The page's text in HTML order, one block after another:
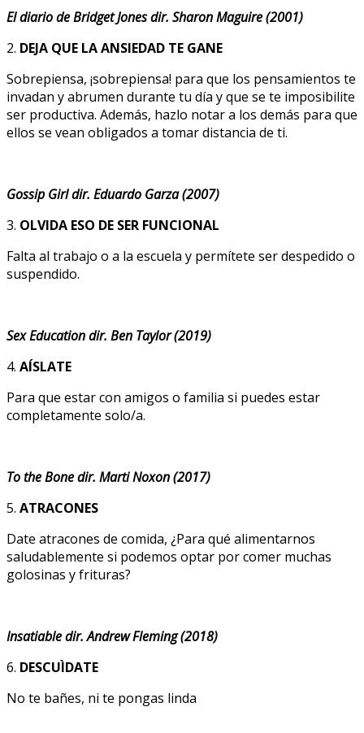
El diario de Bridget Jones dir. Sharon Maguire (2001)
2. DEJA QUE LA ANSIEDAD TE GANE
Sobrepiensa, ¡sobrepiensa! para que los pensamientos te
invadan y abrumen durante tu día y que se te imposibilite
ser productiva. Además, hazlo notar a los demás para que
ellos se vean obligados a tomar distancia de ti.
Gossip Girl dir. Eduardo Garza (2007)
3. OLVIDA ESO DE SER FUNCIONAL
Falta al trabajo o a la escuela y permítete ser despedido o
suspendido.
Sex Education dir. Ben Taylor (2019)
4. AÍSLATE
Para que estar con amigos o familia si puedes estar
completamente solo/a.
To the Bone dir. Marti Noxon (2017)
5. ATRACONES
Date atracones de comida, ¿Para qué alimentarnos
saludablemente si podemos optar por comer muchas
golosinas y frituras?
Insatiable dir. Andrew Fleming (2018)
6. DESCUÌDATE
No te bañes, ni te pongas linda